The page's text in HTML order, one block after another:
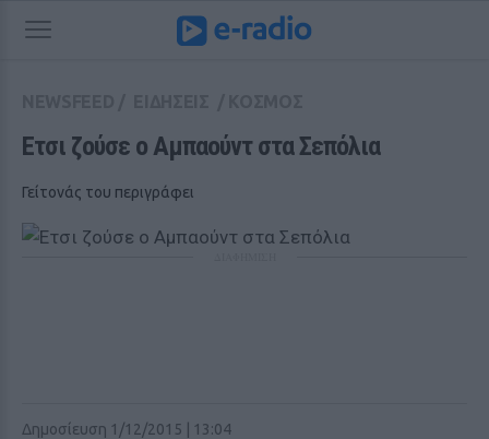
Ετσι ζούσε ο Αμπαούντ στα Σεπόλια
Γείτονάς του περιγράφει
Δημοσίευση 1/12/2015 | 13:04